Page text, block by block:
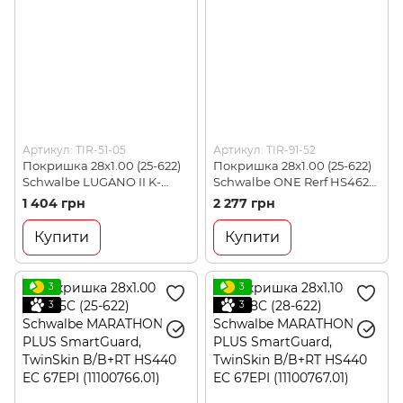
Артикул: TIR-51-05
Покришка 28x1.00 (25-622)
Schwalbe LUGANO II K-
Guard Folding HS471 B/B-
SK SiC IB (11654009)
1 404 грн
Купити
Артикул: TIR-91-52
Покришка 28x1.00 (25-622)
Schwalbe ONE Rerf HS462A
B/B-SK ADDIX, 67EPI EK
(11653956)
2 277 грн
Купити
3
3
3
3